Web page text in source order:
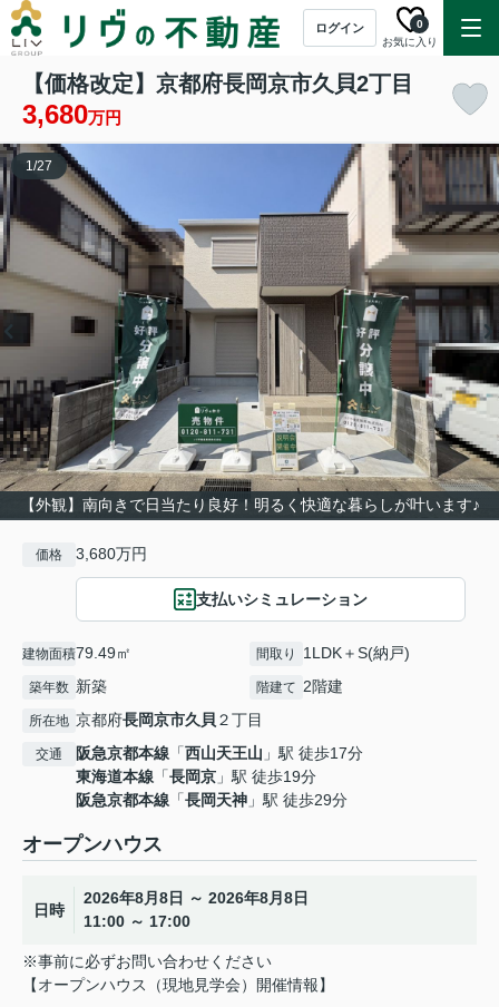
ログイン
お気に入り
0
【価格改定】京都府長岡京市久貝2丁目
3,680万円
【外観】南向きで日当たり良好！明るく快適な暮らしが叶います♪
1/27
価格 3,680万円
支払いシミュレーション
建物面積79.49㎡ 間取り 1LDK＋S(納戸)
築年数 新築 階建て 2階建
所在地 京都府長岡京市久貝 ２丁目
交通 阪急京都本線 「西山天王山 」駅 徒歩17分
東海道本線 「長岡京 」駅 徒歩19分
阪急京都本線 「長岡天神 」駅 徒歩29分
オープンハウス
日時
2026年8月8日 ～ 2026年8月8日
11:00 ～ 17:00
※事前に必ずお問い合わせください
【オープンハウス（現地見学会）開催情報】